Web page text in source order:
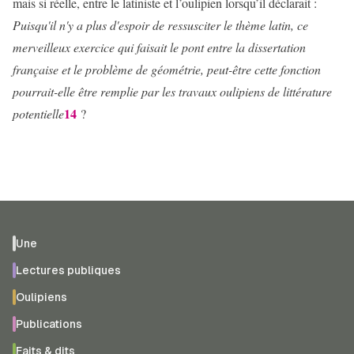
Puisqu'il n'y a plus d'espoir de ressusciter le thème latin, ce
merveilleux exercice qui faisait le pont entre la dissertation
française et le problème de géométrie, peut-être cette fonction
pourrait-elle être remplie par les travaux oulipiens de littérature
potentielle14 ?
Une
Lectures publiques
Oulipiens
Publications
Faits & dits